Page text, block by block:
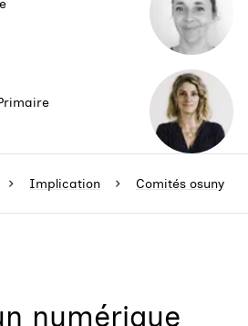
Implication Comités osuny
numérique